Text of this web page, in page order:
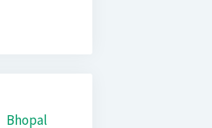
Bhopal